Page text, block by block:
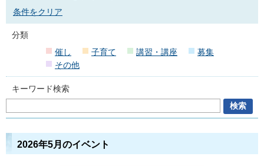
条件をクリア
分類
催し
子育て 講習・講座
募集
その他
キーワード検索
2026年5月のイベント